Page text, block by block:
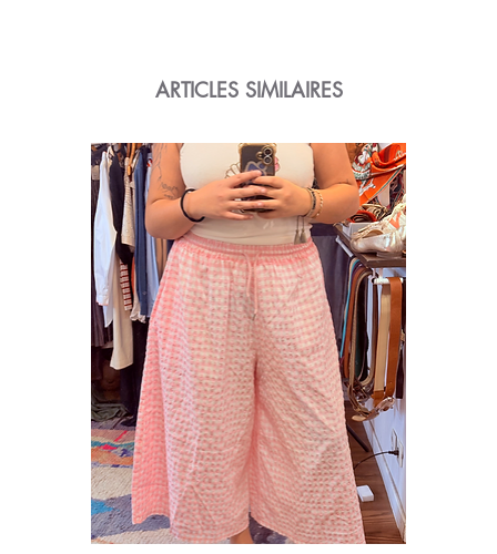
ARTICLES SIMILAIRES